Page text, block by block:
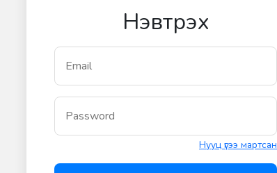
Нэвтрэх
Нууц үгээ мартсан